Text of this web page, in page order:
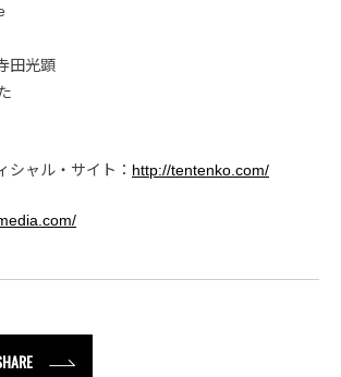
田光顕
シャル・サイト： http://tentenko.com/